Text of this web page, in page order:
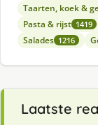
Taarten, koek &
Pasta & rijst 1419
Salades 1216
Laatste